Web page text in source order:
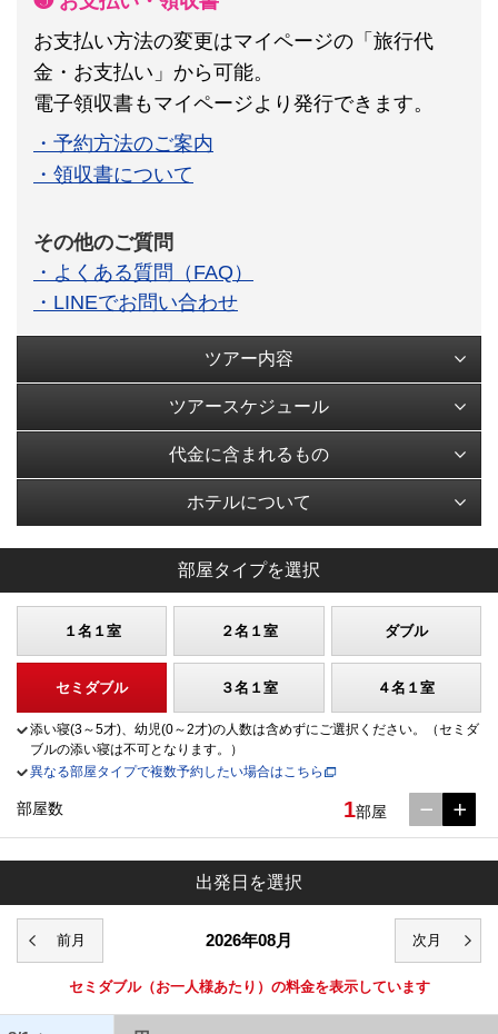
お支払い方法の変更はマイページの「旅行代
金・お支払い」から可能。
電子領収書もマイページより発行できます。
・予約方法のご案内
・領収書について
その他のご質問
・よくある質問（FAQ）
・LINEでお問い合わせ
ツアー内容
ツアースケジュール
代金に含まれるもの
ホテルについて
部屋タイプを選択
１名１室 ２名１室 ダブル
セミダブル ３名１室 ４名１室
添い寝(3～5才)、幼児(0～2才)の人数は含めずにご選択ください。（セミダ
ブルの添い寝は不可となります。）
異なる部屋タイプで複数予約したい場合はこちら
部屋数 1部屋
出発日を選択
2026年08月
セミダブル（お一人様あたり）の料金を表示しています